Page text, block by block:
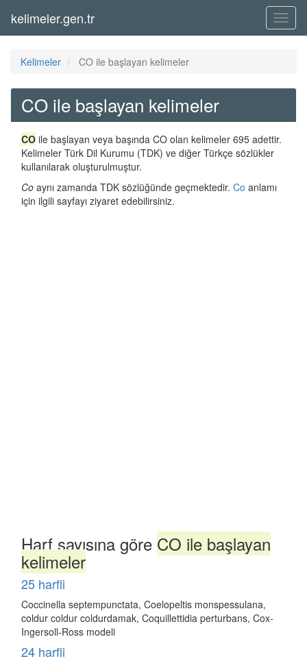
Menü
kelimeler.gen.tr
Kelimeler CO ile başlayan kelimeler
CO ile başlayan kelimeler
CO ile başlayan veya başında CO olan kelimeler 695 adettir.
Kelimeler Türk Dil Kurumu (TDK) ve diğer Türkçe sözlükler
kullanılarak oluşturulmuştur.
Co aynı zamanda TDK sözlüğünde geçmektedir. Co anlamı
için ilgili sayfayı ziyaret edebilirsiniz.
Harf sayısına göre CO ile başlayan
kelimeler
25 harfli
Coccinella septempunctata, Coelopeltis monspessulana,
coldur coldur coldurdamak, Coquillettidia perturbans, Cox-
Ingersoll-Ross modeli
24 harfli